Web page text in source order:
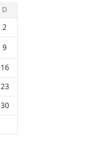
D
2
9
16
23
30